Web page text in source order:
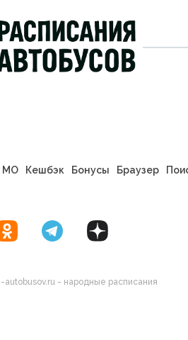
МО Кешбэк Бонусы Браузер
- народные расписания